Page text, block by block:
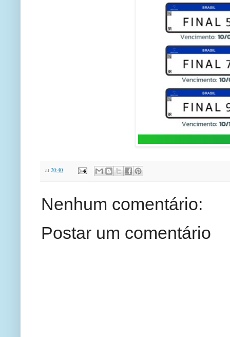
at 20:40
Nenhum comentário:
Postar um comentário